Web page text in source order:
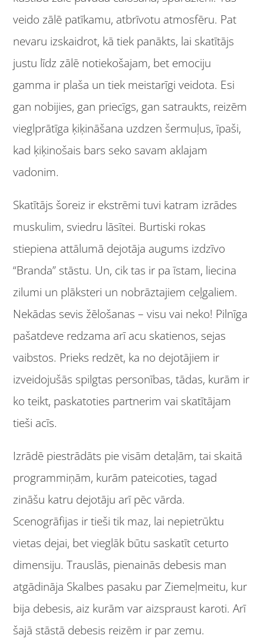
veido zālē patīkamu, atbrīvotu atmosfēru. Pat
nevaru izskaidrot, kā tiek panākts, lai skatītājs
justu līdz zālē notiekošajam, bet emociju
gamma ir plaša un tiek meistarīgi veidota. Esi
gan nobijies, gan priecīgs, gan satraukts, reizēm
vieglprātīga ķiķināšana uzdzen šermuļus, īpaši,
kad ķiķinošais bars seko savam aklajam
vadonim.
Skatītājs šoreiz ir ekstrēmi tuvi katram izrādes
muskulim, sviedru lāsītei. Burtiski rokas
stiepiena attālumā dejotāja augums izdzīvo
“Branda” stāstu. Un, cik tas ir pa īstam, liecina
zilumi un plāksteri un nobrāztajiem ceļgaliem.
Nekādas sevis žēlošanas – visu vai neko! Pilnīga
pašatdeve redzama arī acu skatienos, sejas
vaibstos. Prieks redzēt, ka no dejotājiem ir
izveidojušās spilgtas personības, tādas, kurām ir
ko teikt, paskatoties partnerim vai skatītājam
tieši acīs.
Izrādē piestrādāts pie visām detaļām, tai skaitā
programmiņām, kurām pateicoties, tagad
zināšu katru dejotāju arī pēc vārda.
Scenogrāfijas ir tieši tik maz, lai nepietrūktu
vietas dejai, bet vieglāk būtu saskatīt ceturto
dimensiju. Trauslās, pienainās debesis man
atgādināja Skalbes pasaku par Ziemeļmeitu, kur
bija debesis, aiz kurām var aizspraust karoti. Arī
šajā stāstā debesis reizēm ir par zemu.